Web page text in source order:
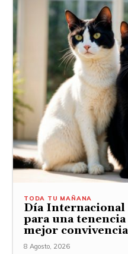
TODA TU MAÑANA
Día Internacional
para una
mejor
8 Agosto, 2026